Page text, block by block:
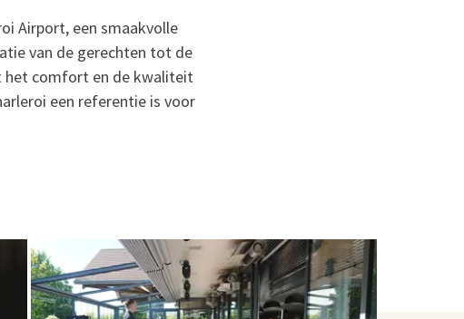
Airport, een smaakvolle
van de gerechten tot de
het comfort en de kwaliteit
een referentie is voor